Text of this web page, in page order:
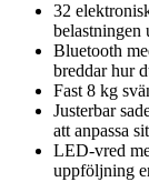
32
belastningen
Bluetooth
breddar hur
Fast 8 kg
Justerbar
att anpassa
LED-vred
uppföljning